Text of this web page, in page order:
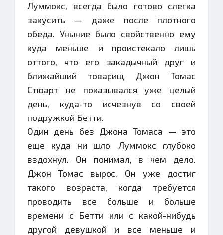
Луммокс, всегда было готово слегка
закусить — даже после плотного
обеда. Уныние было свойственно ему
куда меньше и проистекало лишь
оттого, что его закадычный друг и
ближайший товарищ Джон Томас
Стюарт не показывался уже целый
день, куда-то исчезнув со своей
подружкой Бетти.
Один день без Джона Томаса — это
еще куда ни шло. Луммокс глубоко
вздохнул. Он понимал, в чем дело.
Джон Томас вырос. Он уже достиг
такого возраста, когда требуется
проводить все больше и больше
времени с Бетти или с какой-нибудь
другой девушкой и все меньше и